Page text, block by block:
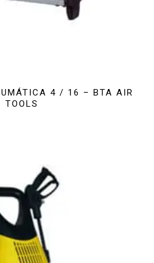
4 / 16 – BTA AIR
TOOLS